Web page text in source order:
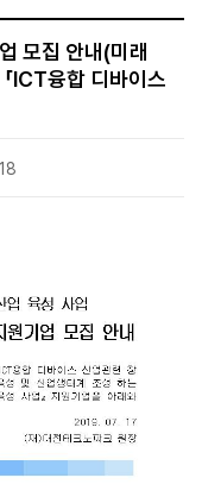
모집 안내(미래
ICT융합 디바이스